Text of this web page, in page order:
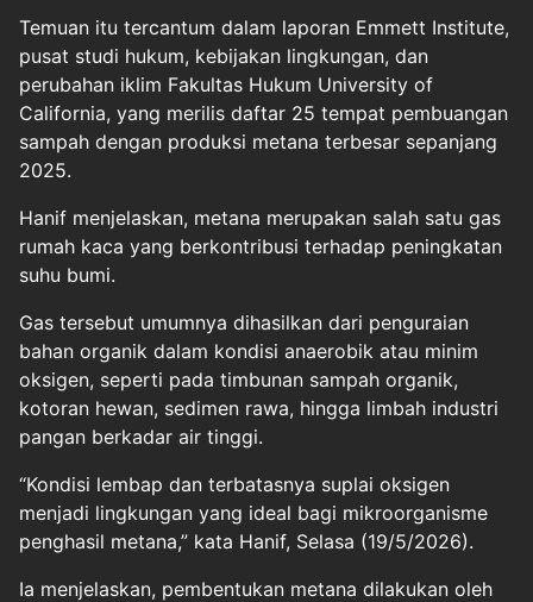
Temuan itu tercantum dalam laporan Emmett Institute,
pusat studi hukum, kebijakan lingkungan, dan
perubahan iklim Fakultas Hukum University of
California, yang merilis daftar 25 tempat pembuangan
sampah dengan produksi metana terbesar sepanjang
2025.
Hanif menjelaskan, metana merupakan salah satu gas
rumah kaca yang berkontribusi terhadap peningkatan
suhu bumi.
Gas tersebut umumnya dihasilkan dari penguraian
bahan organik dalam kondisi anaerobik atau minim
oksigen, seperti pada timbunan sampah organik,
kotoran hewan, sedimen rawa, hingga limbah industri
pangan berkadar air tinggi.
“Kondisi lembap dan terbatasnya suplai oksigen
menjadi lingkungan yang ideal bagi mikroorganisme
penghasil metana,” kata Hanif, Selasa (19/5/2026).
Ia menjelaskan, pembentukan metana dilakukan oleh